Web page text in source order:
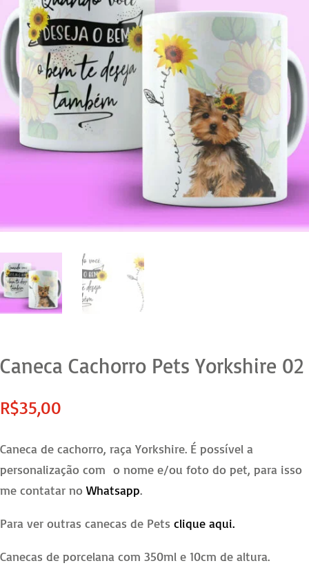
Caneca Cachorro Pets Yorkshire 02
R$35,00
Caneca de cachorro, raça Yorkshire. É possível a
personalização com o nome e/ou foto do pet, para isso
me contatar no Whatsapp.
Para ver outras canecas de Pets clique aqui.
Canecas de porcelana com 350ml e 10cm de altura.